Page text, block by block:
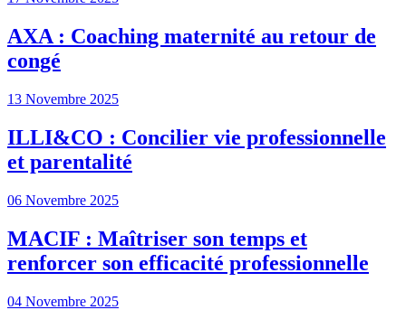
AXA : Coaching maternité au retour de
congé
13 Novembre 2025
ILLI&CO : Concilier vie professionnelle
et parentalité
06 Novembre 2025
MACIF : Maîtriser son temps et
renforcer son efficacité professionnelle
04 Novembre 2025